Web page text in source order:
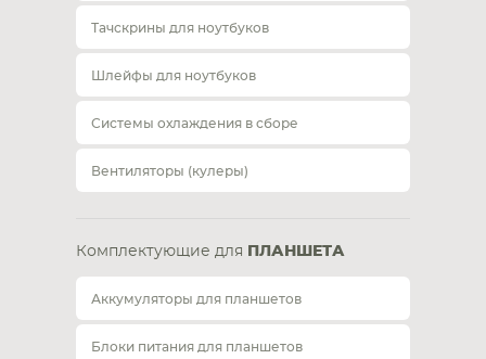
Тачскрины для ноутбуков
Шлейфы для ноутбуков
Системы охлаждения в сборе
Вентиляторы (кулеры)
Комплектующие для ПЛАНШЕТА
Аккумуляторы для планшетов
Блоки питания для планшетов